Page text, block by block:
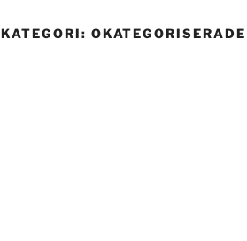
KATEGORI: OKATEGORISERADE